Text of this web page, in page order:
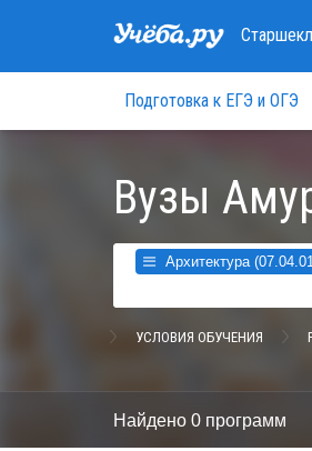
Подготовка к ЕГЭ и ОГЭ
Вузы
Архитектура
УСЛОВИЯ ОБУЧЕНИЯ
Найдено 0 программ